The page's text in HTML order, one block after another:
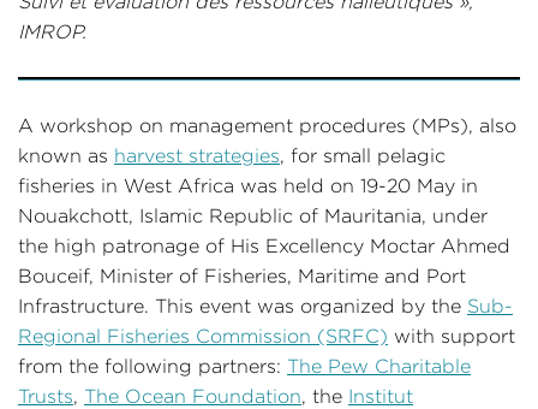
IMROP.
A workshop on management procedures (MPs), also
known as harvest strategies, for small pelagic
fisheries in West Africa was held on 19-20 May in
Nouakchott, Islamic Republic of Mauritania, under
the high patronage of His Excellency Moctar Ahmed
Bouceif, Minister of Fisheries, Maritime and Port
Infrastructure. This event was organized by the Sub-
Regional Fisheries Commission (SRFC) with support
from the following partners: The Pew Charitable
Trusts, The Ocean Foundation, the Institut